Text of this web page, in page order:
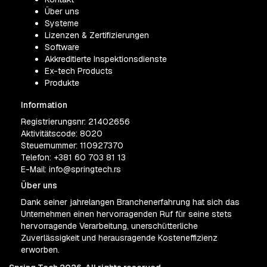
Über uns
Systeme
Lizenzen & Zertifizierungen
Software
Akkreditierte Inspektionsdienste
Ex-tech Products
Produkte
Information
Registrierungsnr: 21402656
Aktivitätscode: 8020
Steuernummer: 110927370
Telefon: +381 60 703 81 13
E-Mail: info@springtech.rs
Über uns
Dank seiner jahrelangen Branchenerfahrung hat sich das
Unternehmen einen hervorragenden Ruf für seine stets
hervorragende Verarbeitung, unerschütterliche
Zuverlässigkeit und herausragende Kosteneffizienz
erworben.